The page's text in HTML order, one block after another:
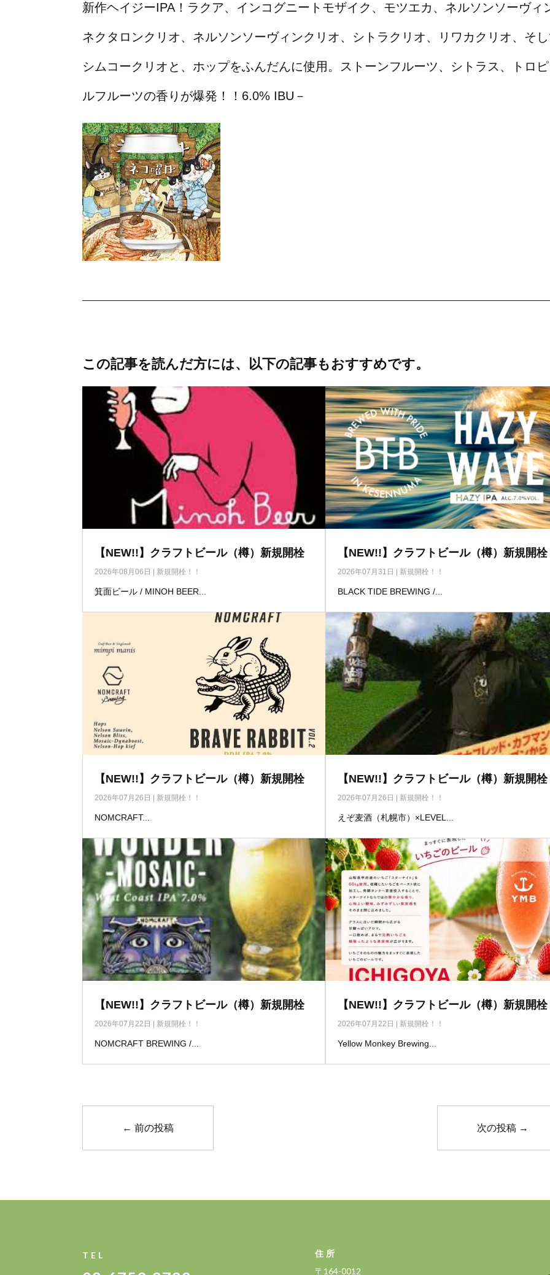
新作ヘイジーIPA！ラクア、インコグニートモザイク、モツエカ、ネルソンソーヴィ
ネクタロンクリオ、ネルソンソーヴィンクリオ、シトラクリオ、リワカクリオ、そ
シムコークリオと、ホップをふんだんに使用。ストーンフルーツ、シトラス、トロ
ルフルーツの香りが爆発！！6.0% IBU－
この記事を読んだ方には、以下の記事もおすすめです。
【NEW!!】クラフトビール（樽）新規開栓
2026年08月06日 新規開栓！！
箕面ビール / MINOH BEER...
【NEW!!】クラフトビール（樽）新規開栓
2026年07月26日 新規開栓！！
NOMCRAFT...
【NEW!!】クラフトビール（樽）新規開栓
2026年07月22日 新規開栓！！
NOMCRAFT BREWING /...
【NEW!!】クラフトビール（樽）新規開栓
2026年07月31日 新規開栓！！
BLACK TIDE BREWING /...
【NEW!!】クラフトビール（樽）新規開栓
2026年07月26日 新規開栓！！
えぞ麦酒（札幌市）×LEVEL...
【NEW!!】クラフトビール（樽）新規開栓
2026年07月22日 新規開栓！！
Yellow Monkey Brewing...
←前の投稿 次の投稿 →
TEL
住所
〒164-0012